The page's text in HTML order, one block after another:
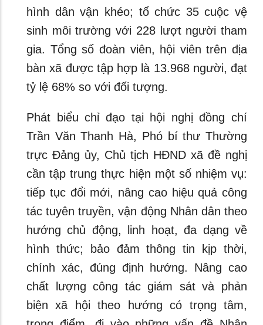
hình dân vận khéo; tổ chức 35 cuộc vệ
sinh môi trường với 228 lượt người tham
gia. Tổng số đoàn viên, hội viên trên địa
bàn xã được tập hợp là 13.968 người, đạt
tỷ lệ 68% so với đối tượng.
Phát biểu chỉ đạo tại hội nghị đồng chí
Trần Văn Thanh Hà, Phó bí thư Thường
trực Đảng ủy, Chủ tịch HĐND xã đề nghị
cần tập trung thực hiện một số nhiệm vụ:
tiếp tục đổi mới, nâng cao hiệu quả công
tác tuyên truyền, vận động Nhân dân theo
hướng chủ động, linh hoạt, đa dạng về
hình thức; bảo đảm thông tin kịp thời,
chính xác, đúng định hướng. Nâng cao
chất lượng công tác giám sát và phản
biện xã hội theo hướng có trọng tâm,